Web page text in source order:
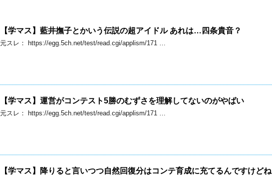
【学マス】藍井撫子とかいう伝説の超アイドル あれは…四条貴音？
元スレ： https://egg.5ch.net/test/read.cgi/applism/171 …
【学マス】運営がコンテスト5勝のむずさを理解してないのがやばい
元スレ： https://egg.5ch.net/test/read.cgi/applism/171 …
【学マス】降りると言いつつ自然回復分はコンテ育成に充てるんですけどね